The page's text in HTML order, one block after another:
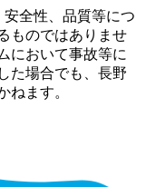
全性、品質等につ
ものではありませ
において事故等に
た場合でも、長野
ます。